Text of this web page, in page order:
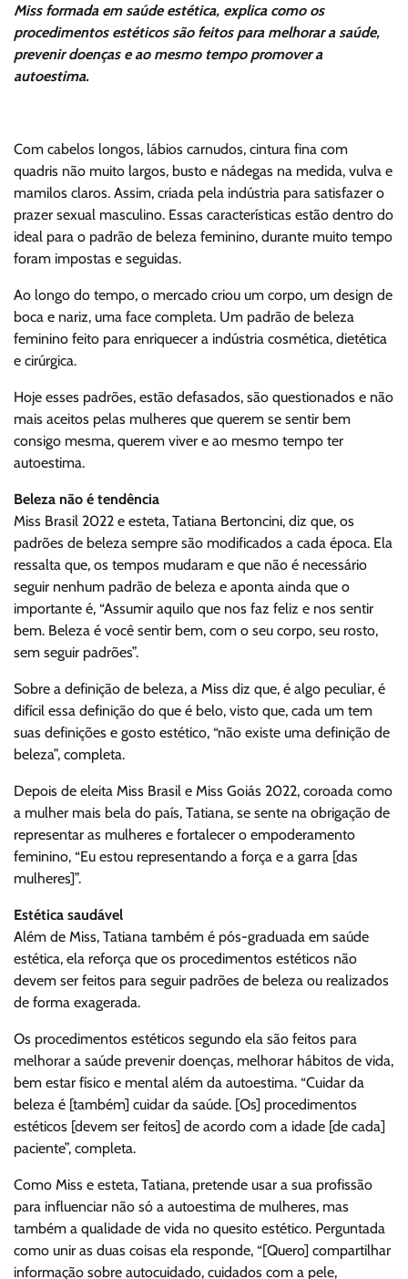
Miss formada em saúde estética, explica como os
procedimentos estéticos são feitos para melhorar a saúde,
prevenir doenças e ao mesmo tempo promover a
autoestima.
Com cabelos longos, lábios carnudos, cintura fina com
quadris não muito largos, busto e nádegas na medida, vulva e
mamilos claros. Assim, criada pela indústria para satisfazer o
prazer sexual masculino. Essas características estão dentro do
ideal para o padrão de beleza feminino, durante muito tempo
foram impostas e seguidas.
Ao longo do tempo, o mercado criou um corpo, um design de
boca e nariz, uma face completa. Um padrão de beleza
feminino feito para enriquecer a indústria cosmética, dietética
e cirúrgica.
Hoje esses padrões, estão defasados, são questionados e não
mais aceitos pelas mulheres que querem se sentir bem
consigo mesma, querem viver e ao mesmo tempo ter
autoestima.
Beleza não é tendência
Miss Brasil 2022 e esteta, Tatiana Bertoncini, diz que, os
padrões de beleza sempre são modificados a cada época. Ela
ressalta que, os tempos mudaram e que não é necessário
seguir nenhum padrão de beleza e aponta ainda que o
importante é, “Assumir aquilo que nos faz feliz e nos sentir
bem. Beleza é você sentir bem, com o seu corpo, seu rosto,
sem seguir padrões”.
Sobre a definição de beleza, a Miss diz que, é algo peculiar, é
difícil essa definição do que é belo, visto que, cada um tem
suas definições e gosto estético, “não existe uma definição de
beleza”, completa.
Depois de eleita Miss Brasil e Miss Goiás 2022, coroada como
a mulher mais bela do país, Tatiana, se sente na obrigação de
representar as mulheres e fortalecer o empoderamento
feminino, “Eu estou representando a força e a garra [das
mulheres]”.
Estética saudável
Além de Miss, Tatiana também é pós-graduada em saúde
estética, ela reforça que os procedimentos estéticos não
devem ser feitos para seguir padrões de beleza ou realizados
de forma exagerada.
Os procedimentos estéticos segundo ela são feitos para
melhorar a saúde prevenir doenças, melhorar hábitos de vida,
bem estar físico e mental além da autoestima. “Cuidar da
beleza é [também] cuidar da saúde. [Os] procedimentos
estéticos [devem ser feitos] de acordo com a idade [de cada]
paciente”, completa.
Como Miss e esteta, Tatiana, pretende usar a sua profissão
para influenciar não só a autoestima de mulheres, mas
também a qualidade de vida no quesito estético. Perguntada
como unir as duas coisas ela responde, “[Quero] compartilhar
informação sobre autocuidado, cuidados com a pele,